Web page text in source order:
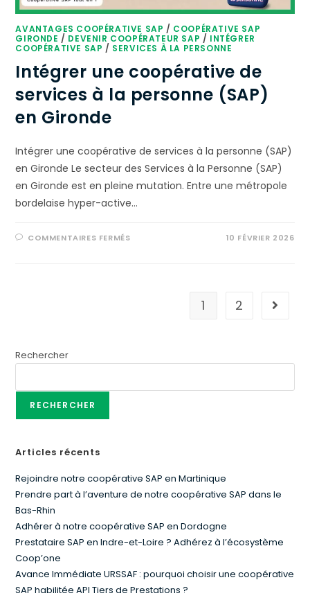
AVANTAGES COOPÉRATIVE SAP / COOPÉRATIVE SAP
GIRONDE / DEVENIR COOPÉRATEUR SAP / INTÉGRER
COOPÉRATIVE SAP / SERVICES À LA PERSONNE
Intégrer une coopérative de
services à la personne (SAP)
en Gironde
Intégrer une coopérative de services à la personne (SAP)
en Gironde Le secteur des Services à la Personne (SAP)
en Gironde est en pleine mutation. Entre une métropole
bordelaise hyper-active…
COMMENTAIRES FERMÉS 10 FÉVRIER 2026
1 2
Rechercher
RECHERCHER
Articles récents
Rejoindre notre coopérative SAP en Martinique
Prendre part à l’aventure de notre coopérative SAP dans le
Bas-Rhin
Adhérer à notre coopérative SAP en Dordogne
Prestataire SAP en Indre-et-Loire ? Adhérez à l’écosystème
Coop’one
Avance Immédiate URSSAF : pourquoi choisir une coopérative
SAP habilitée API Tiers de Prestations ?